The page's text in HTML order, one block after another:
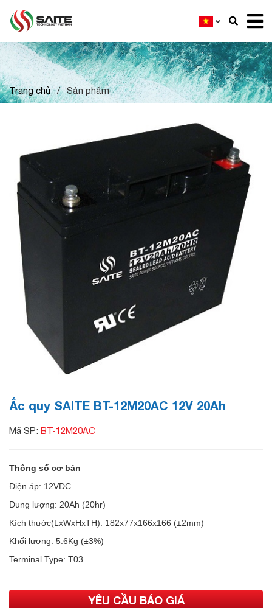
Trang chủ / Sản phẩm
Ắc quy SAITE BT-12M20AC 12V 20Ah
Mã SP: BT-12M20AC
Thông số cơ bản
Điện áp: 12VDC
Dung lượng: 20Ah (20hr)
Kích thước(LxWxHxTH): 182x77x166x166 (±2mm)
Khối lượng: 5.6Kg (±3%)
Terminal Type: T03
YÊU CẦU BÁO GIÁ